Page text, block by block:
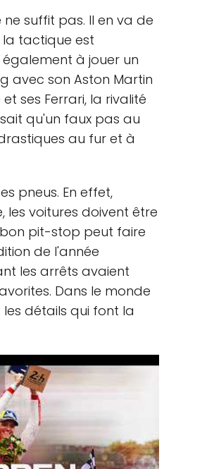
suffit pas. Il en va de
la tactique est
à jouer un
avec son Aston Martin
ses Ferrari, la rivalité
qu'un faux pas au
au fur et à
pneus. En effet,
les voitures doivent être
pit-stop peut faire
de l'année
les arrêts avaient
Dans le monde
détails qui font la